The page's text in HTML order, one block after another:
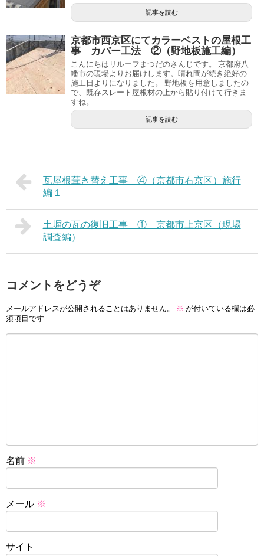
記事を読む
京都市西京区にてカラーベストの屋根工
事 カバー工法 ②（野地板施工編）
こんにちはリルーフまつだのさんじです。 京都府八
幡市の現場よりお届けします。晴れ間が続き絶好の
施工日よりになりました。 野地板を用意しましたの
で、既存スレート屋根材の上から貼り付けて行きま
すね。
記事を読む
瓦屋根葺き替え工事 ④（京都市右京区）施行
編１
土塀の瓦の復旧工事 ① 京都市上京区（現場
調査編）
コメントをどうぞ
メールアドレスが公開されることはありません。 ※ が付いている欄は必
須項目です
名前 ※
メール ※
サイト